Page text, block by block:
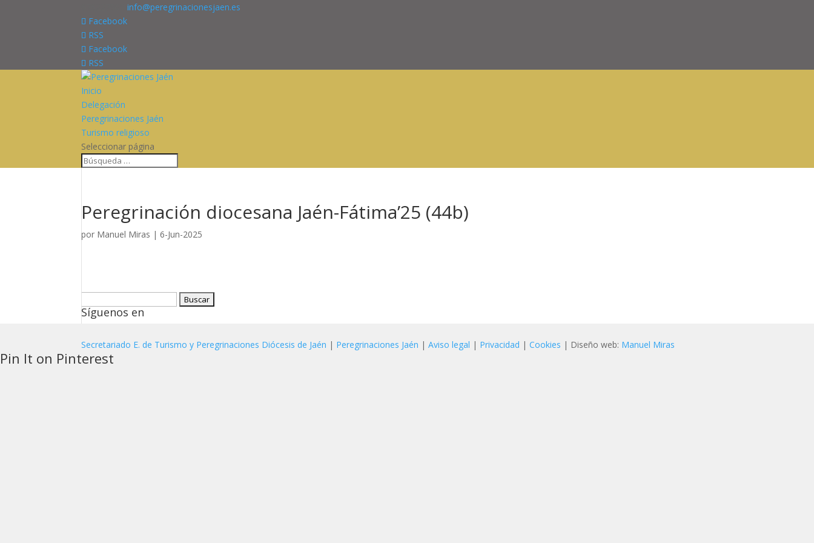
info@peregrinacionesjaen.es
Facebook
RSS
Facebook
RSS
Inicio
Delegación
Peregrinaciones Jaén
Turismo religioso
Seleccionar página
Peregrinación diocesana Jaén-Fátima’25 (44b)
por Manuel Miras |6-Jun-2025
Síguenos en
Secretariado E. de Turismo y Peregrinaciones Diócesis de Jaén | Peregrinaciones Jaén |Aviso legal | Privacidad |Cookies | Diseño web: Manuel Miras
Pin It on Pinterest